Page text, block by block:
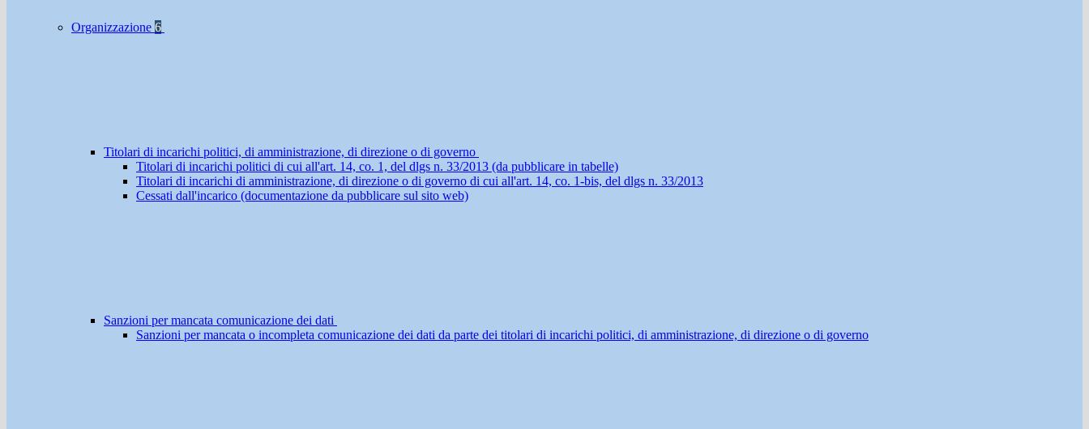
Organizzazione 6
Titolari di incarichi politici, di amministrazione, di direzione o di governo
Titolari di incarichi politici di cui all'art. 14, co. 1, del dlgs n. 33/2013 (da pubblicare in tabelle)
Titolari di incarichi di amministrazione, di direzione o di governo di cui all'art. 14, co. 1-bis, del dlgs n. 33/2013
Cessati dall'incarico (documentazione da pubblicare sul sito web)
Sanzioni per mancata comunicazione dei dati
Sanzioni per mancata o incompleta comunicazione dei dati da parte dei titolari di incarichi politici, di amministrazione, di direzione o di governo